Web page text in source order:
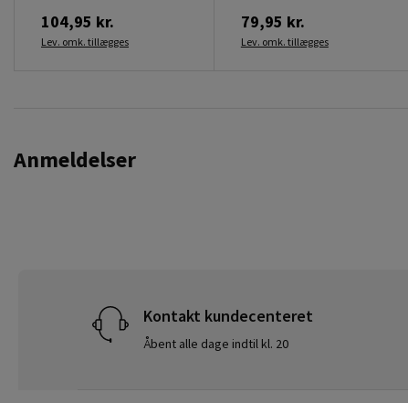
104,95 kr.
Lev. omk. tillægges
79,95 kr.
Lev. omk. tillægges
Anmeldelser
Kontakt kundecenteret
Åbent alle dage indtil kl. 20